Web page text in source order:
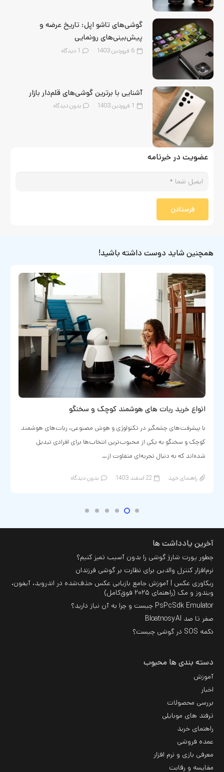
گوشی‌های تاشو اپل: تاریخ عرضه و
پیش‌بینی‌های رونمایی
6 فروردین 1403 1 دیدگاه
آشنایی با برترین گوشی‌های قلم‌‌دار بازار
1 فروردین 1403 بدون دیدگاه
عضویت در خبرنامه
فرستادن
همچنین شاید دوست داشته باشید!
انواع خرید ربات های هوشمند کوچک و سخنگو
با پیشرفت‌های چشمگیر در تکنولوژی و هوش مصنوعی، ربات‌های هوشمند
کوچک و سخنگو به یکی از محبوب‌ترین انتخاب‌ها برای افرادی تبدیل
شده‌اند که به دنبال تجربه‌ای متفاوت از…
راهنمای خرید 22 اسفند 1403 بدون دیدگاه
آخرین یادداشت ها
چطور پورت شارژ گوشی را بدون آسیب تمیز کنیم؟
نرم‌افزار کنترل والدین برای نظارت بر گوشی فرزندان
ریکاوری عکس | آموزش جامع بازیابی عکس حذف‌شده در اندروید، آیفون،
ویندوز و مک (راهنمای ۲۰۲۵ فوق‌کامل)
PsPcSdk Emulator چیست و چرا به آن نیاز دارید؟
صفر تا صد BloatnosyAI
دکمه SOS در گوشی چیست؟
دسته بندی ها محبوب
آموزش
اخبار
بررسی محصولات
ترفند های موبایلی
راهنمای خرید
عمده فروشی
معرفی بازی و نرم افزار
مقایسه و رقابت